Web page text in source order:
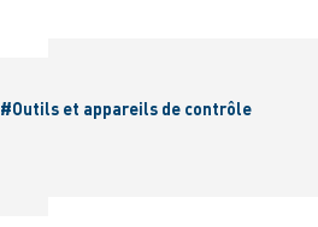
#Outils et appareils de contrôle